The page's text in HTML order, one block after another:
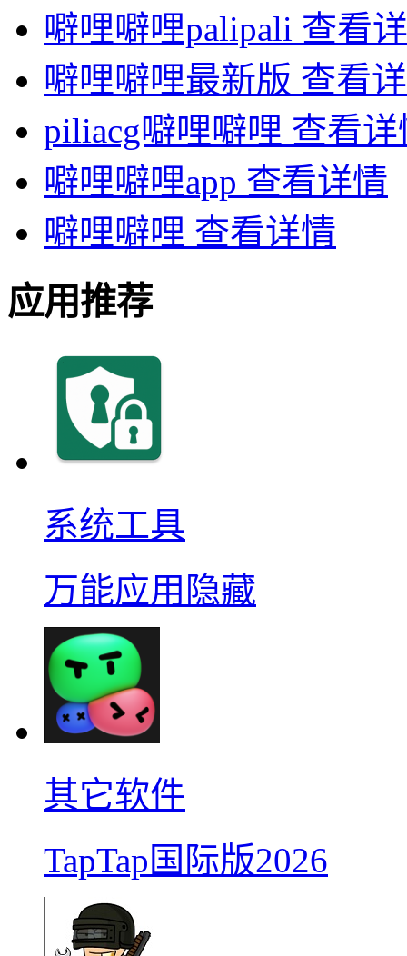
噼哩噼哩palipali 查看
噼哩噼哩最新版 查看
piliacg噼哩噼哩 查看详
噼哩噼哩app 查看详情
噼哩噼哩 查看详情
应用推荐
系统工具
万能应用隐藏
其它软件
TapTap国际版2026